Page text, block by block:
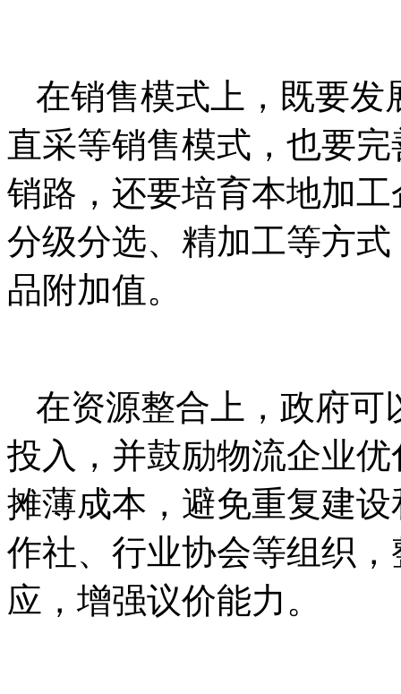
在销售模式上，既要发
直采等销售模式，也要
销路，还要培育本地加
分级分选、精加工等方
品附加值。
在资源整合上，政府可
投入，并鼓励物流企业
摊薄成本，避免重复建
作社、行业协会等组织
应，增强议价能力。